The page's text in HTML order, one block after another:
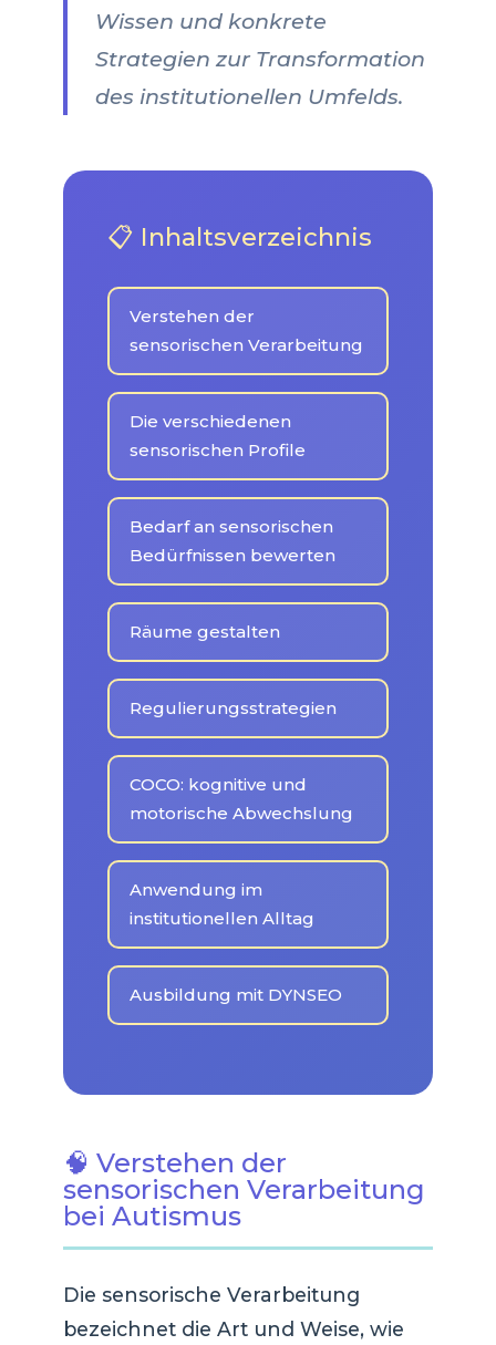
Wissen und konkrete
Strategien zur Transformation
des institutionellen Umfelds.
📋 Inhaltsverzeichnis
Verstehen der
sensorischen Verarbeitung
Die verschiedenen
sensorischen Profile
Bedarf an sensorischen
Bedürfnissen bewerten
Räume gestalten
Regulierungsstrategien
COCO: kognitive und
motorische Abwechslung
Anwendung im
institutionellen Alltag
Ausbildung mit DYNSEO
🧠 Verstehen der
sensorischen Verarbeitung
bei Autismus
Die sensorische Verarbeitung
bezeichnet die Art und Weise, wie